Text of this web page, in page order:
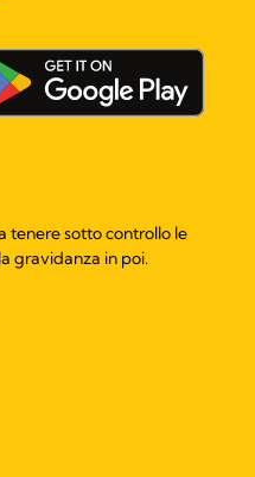
tenere sotto controllo le
gravidanza in poi.